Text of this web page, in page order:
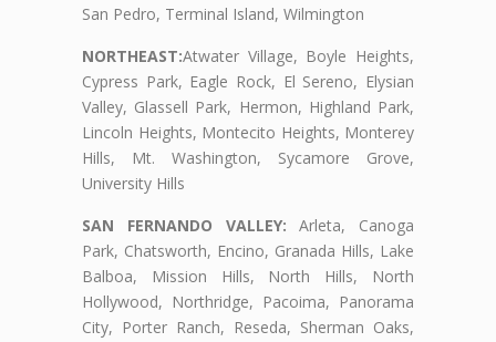
San Pedro, Terminal Island, Wilmington
NORTHEAST:Atwater Village, Boyle Heights,
Cypress Park, Eagle Rock, El Sereno, Elysian
Valley, Glassell Park, Hermon, Highland Park,
Lincoln Heights, Montecito Heights, Monterey
Hills, Mt. Washington, Sycamore Grove,
University Hills
SAN FERNANDO VALLEY: Arleta, Canoga
Park, Chatsworth, Encino, Granada Hills, Lake
Balboa, Mission Hills, North Hills, North
Hollywood, Northridge, Pacoima, Panorama
City, Porter Ranch, Reseda, Sherman Oaks,